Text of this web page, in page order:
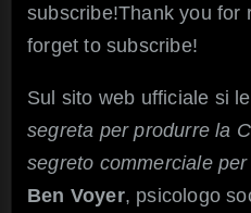
subscribe!Thank you for
forget to subscribe!
Sul sito web ufficiale si
segreta per produrre la
segreto commerciale per
Ben Voyer, psicologo